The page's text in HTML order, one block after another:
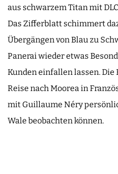
aus schwarzem Titan mit
Das Zifferblatt schimmert
Übergängen von Blau zu
Panerai wieder etwas
Kunden einfallen lassen.
Reise nach Moorea in
mit Guillaume Néry
Wale beobachten können.